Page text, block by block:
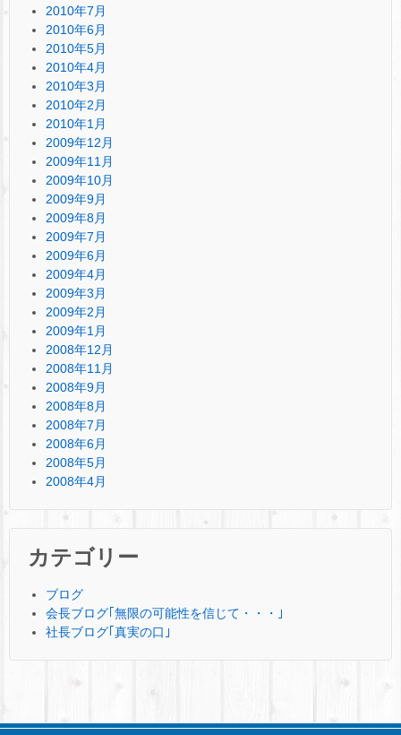
2010年7月
2010年6月
2010年5月
2010年4月
2010年3月
2010年2月
2010年1月
2009年12月
2009年11月
2009年10月
2009年9月
2009年8月
2009年7月
2009年6月
2009年4月
2009年3月
2009年2月
2009年1月
2008年12月
2008年11月
2008年9月
2008年8月
2008年7月
2008年6月
2008年5月
2008年4月
カテゴリー
ブログ
会長ブログ｢無限の可能性を信じて・・・｣
社長ブログ｢真実の口｣